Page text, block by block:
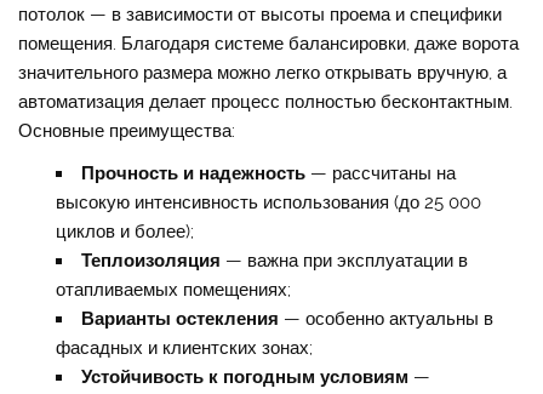
потолок — в зависимости от высоты проема и специфики
помещения. Благодаря системе балансировки, даже ворота
значительного размера можно легко открывать вручную, а
автоматизация делает процесс полностью бесконтактным.
Основные преимущества:
Прочность и надежность— рассчитаны на
высокую интенсивность использования (до 25 000
циклов и более);
Теплоизоляция — важна при эксплуатации в
отапливаемых помещениях;
Варианты остекления — особенно актуальны в
фасадных и клиентских зонах;
Устойчивость к погодным условиям —